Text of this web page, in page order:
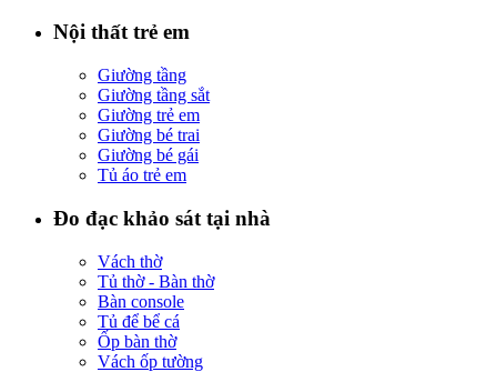
Nội thất trẻ em
Giường tầng
Giường tầng sắt
Giường trẻ em
Giường bé trai
Giường bé gái
Tủ áo trẻ em
Đo đạc khảo sát tại nhà
Vách thờ
Tủ thờ - Bàn thờ
Bàn console
Tủ để bể cá
Ốp bàn thờ
Vách ốp tường